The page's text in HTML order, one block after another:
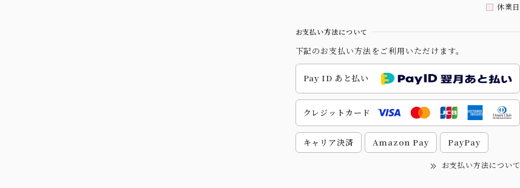
休業日
お支払い方法について
下記のお支払い方法をご利用いただけます。
Pay ID あと払い
クレジットカード
キャリア決済 Amazon Pay PayPay
お支払い方法について